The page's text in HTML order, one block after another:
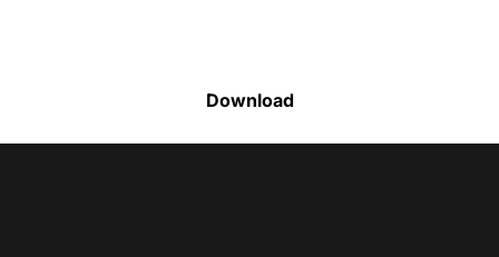
Download